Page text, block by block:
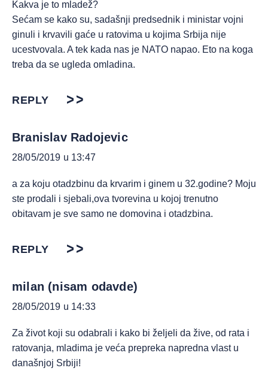
Kakva je to mladež?
Sećam se kako su, sadašnji predsednik i ministar vojni
ginuli i krvavili gaće u ratovima u kojima Srbija nije
ucestvovala. A tek kada nas je NATO napao. Eto na koga
treba da se ugleda omladina.
REPLY
Branislav Radojevic
28/05/2019 u 13:47
a za koju otadzbinu da krvarim i ginem u 32.godine? Moju
ste prodali i sjebali,ova tvorevina u kojoj trenutno
obitavam je sve samo ne domovina i otadzbina.
REPLY
milan (nisam odavde)
28/05/2019 u 14:33
Za život koji su odabrali i kako bi željeli da žive, od rata i
ratovanja, mladima je veća prepreka napredna vlast u
današnjoj Srbiji!